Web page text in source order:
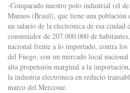
-Comparado nuestro polo industrial (el
Manaos (Brasil), que tiene una población
un salario de la electrónica de esa ciudad
consumidor de 207.000.000 de
nacional frente a lo importado, contra
del Fuego, con un mercado local
alta propensión marginal a la
la industria electrónica en reducto
marco del Mercosur.